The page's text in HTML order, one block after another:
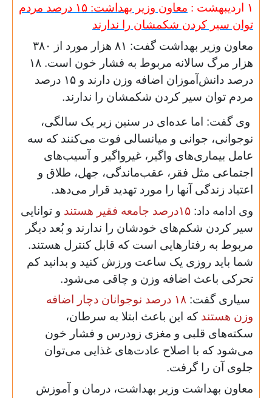
۱ اردیبهشت :
معاون وزیر بهداشت: ۱۵ درصد مردم
توان سیر کردن شکمشان را ندارند
معاون وزیر بهداشت گفت: ۸۱ هزار مورد از ۳۸۰
هزار مرگ سالانه مربوط به فشار خون است. ۱۸
درصد دانش‌آموزان اضافه وزن دارند و ۱۵ درصد
مردم توان سیر کردن شکمشان را ندارند.
وی گفت: اما عده‌ای در سنین زیر یک سالگی،
نوجوانی، جوانی و میانسالی فوت می‌کنند که سه
عامل بیماری‌های واگیر، غیرواگیر و آسیب‌های
اجتماعی مثل فقر، عقب‌ماندگی، جهل، طلاق و
اعتیاد زندگی آنها را مورد تهدید قرار می‌دهد.
وی ادامه داد: ۱۵درصد جامعه فقیر هستند
و توانایی
سیر کردن شکم‌های خودشان را ندارند و بُعد دیگر
مربوط به رفتارهایی است که قابل کنترل هستند.
شما باید روزی یک ساعت ورزش کنید و بدانید کم
تحرکی باعث اضافه وزن و چاقی می‌شود.
سیاری گفت:
۱۸ درصد نوجوانان دچار اضافه
وزن هستند که این باعث ابتلا به سرطان،
سکته‌های قلبی و مغزی زودرس و فشار خون
می‌شود که با اصلاح عادت‌های غذایی می‌توان
جلوی آن را گرفت.
معاون بهداشت وزیر بهداشت، درمان و آموزش